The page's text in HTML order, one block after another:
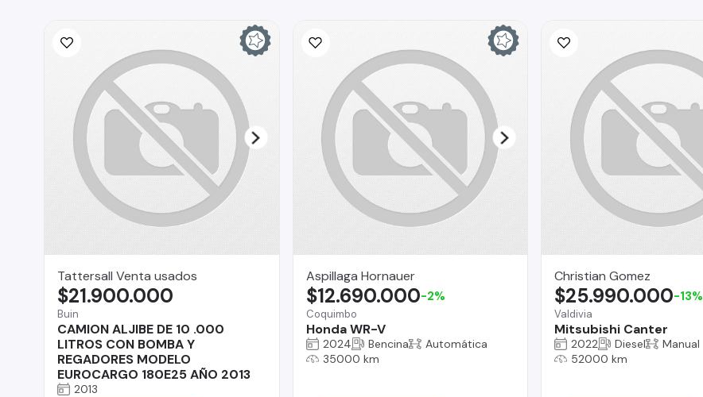
Tattersall Venta usados
Buin
CAMION ALJIBE DE 10 .000
LITROS CON BOMBA Y
REGADORES MODELO
EUROCARGO 180E25 AÑO 2013
$21.900.000
2013
Aspillaga Hornauer
Coquimbo
Honda WR-V
$12.690.000-2%
2024 Bencina
Automática
35000 km
Christian Gomez
Valdivia
Mitsubishi Canter
$25.990.000-13%
2022 Diesel
Manual
52000 km